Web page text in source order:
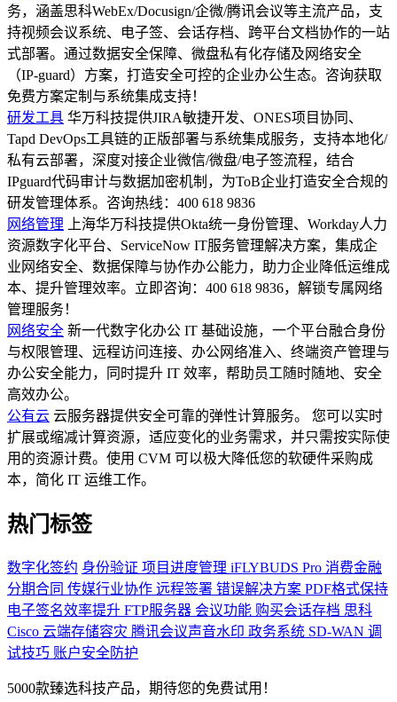
务，涵盖思科WebEx/Docusign/企微/腾讯会议等主流产品，支
持视频会议系统、电子签、会话存档、跨平台文档协作的一站
式部署。通过数据安全保障、微盘私有化存储及网络安全
（IP-guard）方案，打造安全可控的企业办公生态。咨询获取
免费方案定制与系统集成支持！
研发工具 华万科技提供JIRA敏捷开发、ONES项目协同、
Tapd DevOps工具链的正版部署与系统集成服务，支持本地化/
私有云部署，深度对接企业微信/微盘/电子签流程，结合
IPguard代码审计与数据加密机制，为ToB企业打造安全合规的
研发管理体系。咨询热线：400 618 9836
网络管理
上海华万科技提供Okta统一身份管理、Workday人力
资源数字化平台、ServiceNow IT服务管理解决方案，集成企
业网络安全、数据保障与协作办公能力，助力企业降低运维成
本、提升管理效率。立即咨询：400 618 9836，解锁专属网络
管理服务！
网络安全 新一代数字化办公 IT 基础设施，一个平台融合身份
与权限管理、远程访问连接、办公网络准入、终端资产管理与
办公安全能力，同时提升 IT 效率，帮助员工随时随地、安全
高效办公。
公有云 云服务器提供安全可靠的弹性计算服务。 您可以实时
扩展或缩减计算资源，适应变化的业务需求，并只需按实际使
用的资源计费。使用 CVM 可以极大降低您的软硬件采购成
本，简化 IT 运维工作。
热门标签
数字化签约 身份验证 项目进度管理 iFLYBUDS Pro 消费金融
分期合同 传媒行业协作 远程签署 错误解决方案 PDF格式保持
电子签名效率提升 FTP服务器 会议功能 购买会话存档 思科
Cisco 云端存储容灾 腾讯会议声音水印 政务系统 SD-WAN 调
试技巧 账户安全防护
5000款臻选科技产品，期待您的免费试用！